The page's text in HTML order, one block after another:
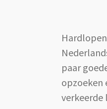
paar
opzoeken
verkeerde